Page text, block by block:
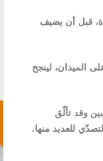
قبل أن يضيف
الميدان، لينجح
وقد تألّق
للعديد منها.